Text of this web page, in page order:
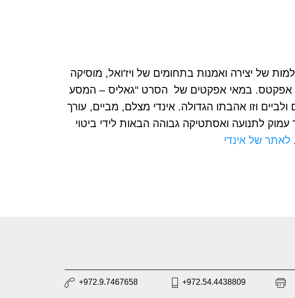
את עצמו נמשך לעולמות של יצירה ואמנות בתחומים של ויז'ואל, מוסיקה
תלת מימד וויז'ואל אפקטס. במאי אפקטים של הסרט "גאליס – המסע
וזו אהבתו הגדולה. אינדי מצלם, מביים, עורך
עמוק לתנועה ואסתטיקה גבוהה הבאות לידי ביטוי
לאתר של אינדי
+972.9.7467658 +972.54.4438809